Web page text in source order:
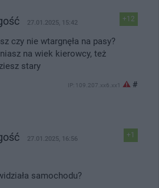
+12
27.01.2025, 15:42
czy nie wtargnęła na pasy?
na wiek kierowcy, też
stary
IP: 109.207.xx6.xx1 #
+1
27.01.2025, 16:56
samochodu?